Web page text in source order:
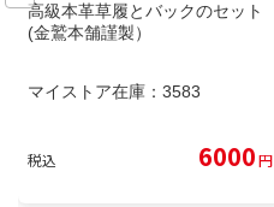
高級本革草履とバックのセット
(金鷲本舗謹製）
マイストア在庫： 3583
税込 6000円